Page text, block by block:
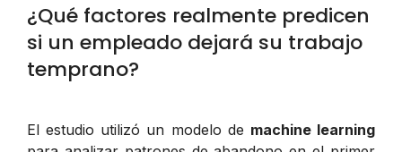
¿Qué factores realmente predicen
si un empleado dejará su trabajo
temprano?
El estudio utilizó un modelo de machine learning